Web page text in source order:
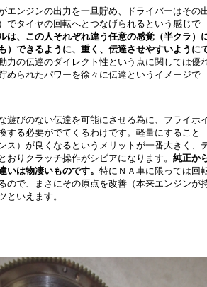
エンジンの出力を一旦貯め、ドライバーはその
でタイヤの回転へとつなげられるという感じで
は、この人それぞれ違う任意の感覚（半クラ）
）できるように、重く、伝達させやすいように
力の伝達のダイレクト性という点に関しては優
められたパワーを徐々に伝達というイメージで
遊びのない伝達を可能にさせる為に、フライホ
する必要がでてくるわけです。軽量にすること
ス）が良くなるというメリットが一番大きく、
おりクラッチ操作がシビアになります。 純正か
いは物凄いものです。 特にＮＡ車に限っては回
ので、まさにその原点を改善（本来エンジンが
といえます。